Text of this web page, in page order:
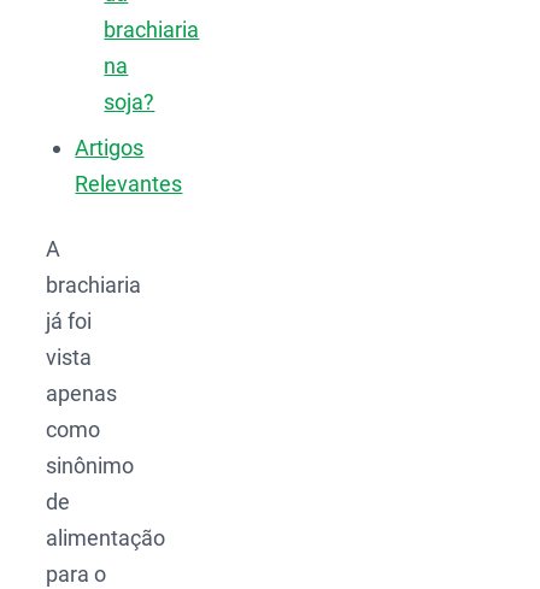
brachiaria
na
soja?
Artigos
Relevantes
A
brachiaria
já foi
vista
apenas
como
sinônimo
de
alimentação
para o